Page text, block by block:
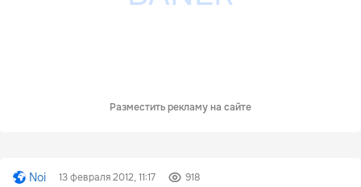
Разместить рекламу на сайте
Noi 13 февраля 2012, 11:17 918